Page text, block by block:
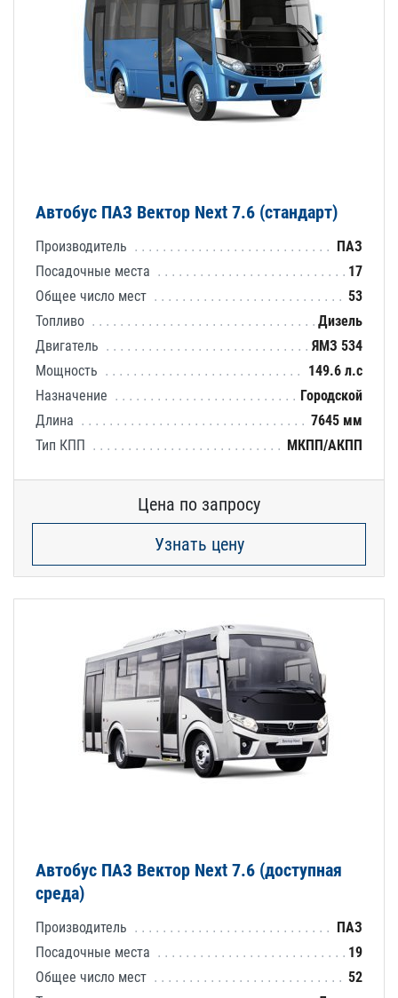
Автобус ПАЗ Вектор Next 7.6 (стандарт)
Производитель
ПАЗ
Посадочные места
17
Общее число мест
53
Топливо
Дизель
Двигатель
ЯМЗ 534
Мощность
149.6 л.с
Назначение
Городской
Длина
7645 мм
Тип КПП
МКПП/АКПП
Цена по запросу
Узнать цену
Автобус ПАЗ Вектор Next 7.6 (доступная
среда)
Производитель
ПАЗ
Посадочные места
19
Общее число мест
52